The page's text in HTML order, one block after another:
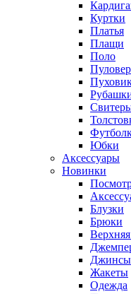
Куртки
Платья
Плащи
Поло
Юбки
Аксессуары
Новинки
Блузки
Брюки
Джинсы
Жакеты
Одежда